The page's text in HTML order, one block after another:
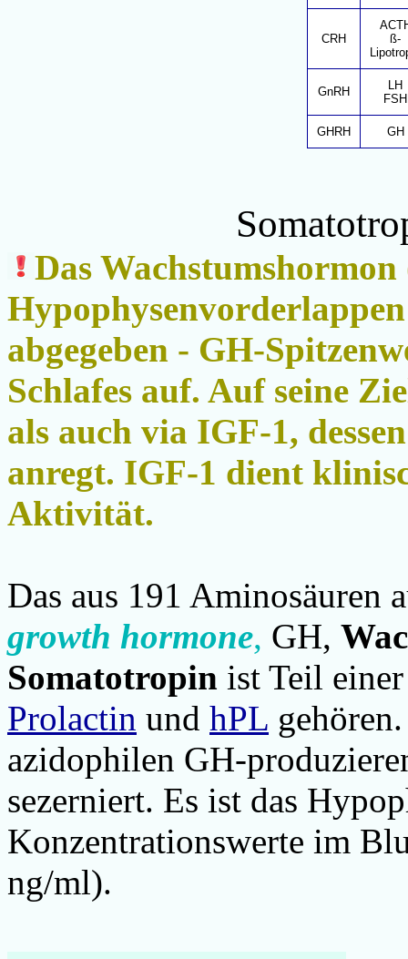
CRH
ß-
GnRH
LH
FSH
GHRH GH
Das
abgegeben - GH-
Schlafes auf. Auf seine
als auch via IGF-1,
anregt. IGF-1 dient
Aktivität.
Das aus 191 Aminosäuren
growth hormone, GH,
Somatotropin ist Teil
Prolactin und hPL
azidophilen GH-
sezerniert. Es ist das
Konzentrationswerte im
ng/ml).